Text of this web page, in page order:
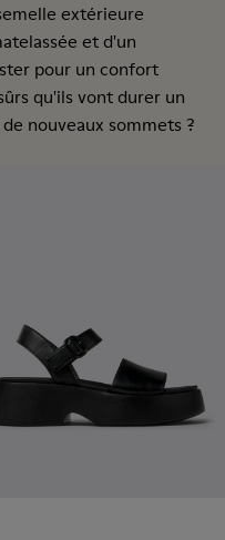
extérieure
et d'un
pour un confort
qu'ils vont durer un
nouveaux sommets ?